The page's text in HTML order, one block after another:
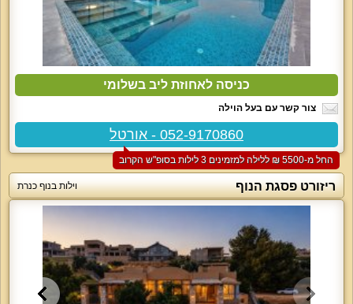
כניסה לאחוזת ליב בשלומי
צור קשר עם בעל הוילה
052-9170860 - אורטל
החל מ-‏5500 ₪ ללילה למזמינים 3 לילות בסופ"ש הקרוב
ריזורט פסגת הנוף וילות בנוף כנרת